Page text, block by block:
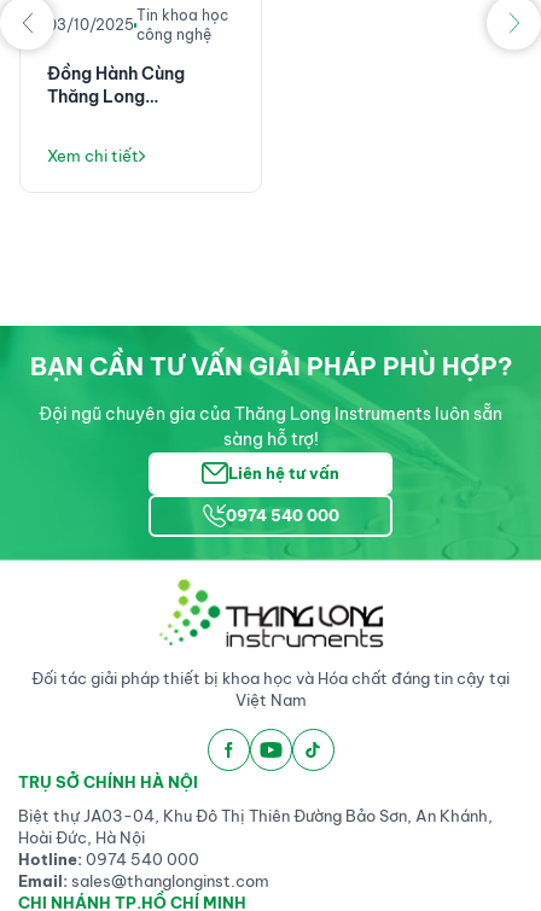
03/10/2025
Tin khoa học
công nghệ
Đồng Hành Cùng
Thăng Long
Chỉ Là Máy Lọc Nước,
Mà Là Giải Pháp Vận
Hành Phòng Thí
Xem chi tiết
BẠN CẦN TƯ VẤN GIẢI PHÁP PHÙ HỢP?
Đội ngũ chuyên gia của Thăng Long Instruments luôn sẵn
sàng hỗ trợ!
Liên hệ tư vấn
0974 540 000
Đối tác giải pháp thiết bị khoa học và Hóa chất đáng tin cậy tại
Việt Nam
TRỤ SỞ CHÍNH HÀ NỘI
Biệt thự JA03-04, Khu Đô Thị Thiên Đường Bảo Sơn, An Khánh,
Hoài Đức, Hà Nội
Hotline:0974 540 000
Email:sales@thanglonginst.com
CHI NHÁNH TP.HỒ CHÍ MINH